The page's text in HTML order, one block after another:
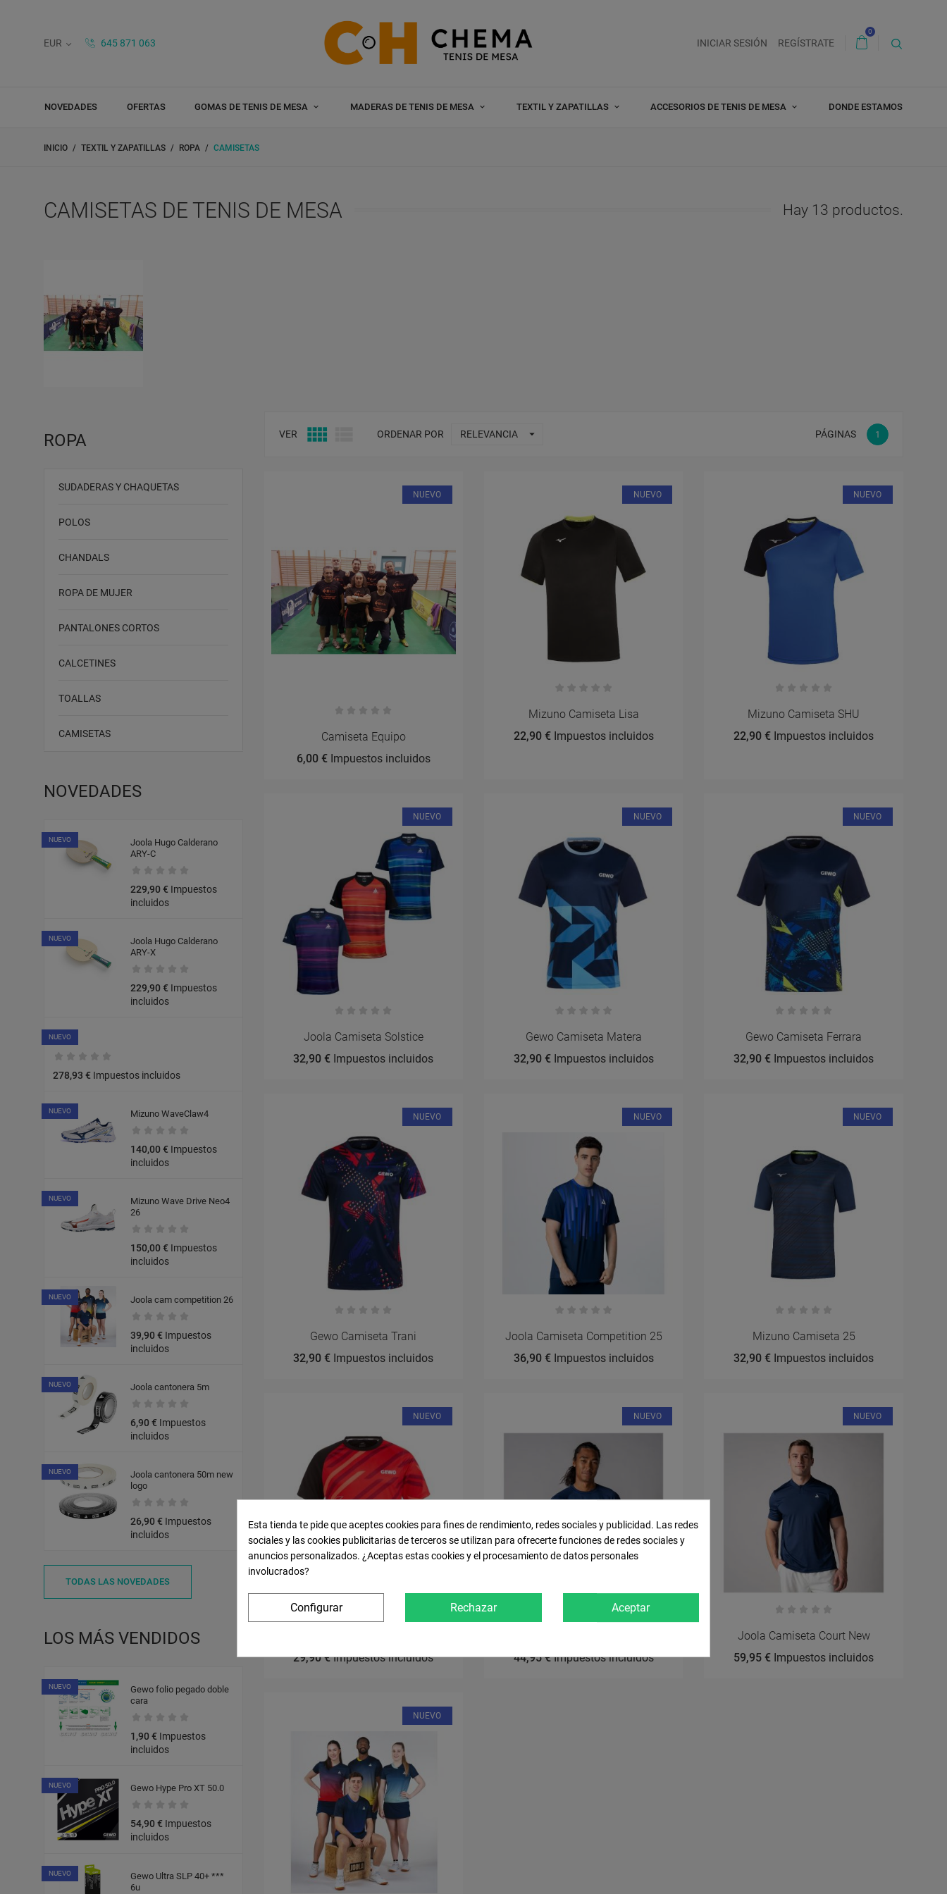
EUR 645 871 063 INICIAR SESIÓN REGÍSTRATE
0
NOVEDADES OFERTAS GOMAS DE TENIS DE MESA MADERAS DE TENIS DE MESA TEXTIL Y ZAPATILLAS ACCESORIOS DE TENIS DE MESA DONDE ESTAMOS
INICIO TEXTIL Y ZAPATILLAS ROPA CAMISETAS
CAMISETAS DE TENIS DE MESA Hay 13 productos.
ROPA
SUDADERAS Y CHAQUETAS
POLOS
CHANDALS
ROPA DE MUJER
PANTALONES CORTOS
CALCETINES
TOALLAS
CAMISETAS
NOVEDADES
NUEVO
Joola Hugo Calderano
ARY-C
229,90 € Impuestos
incluidos
NUEVO
Joola Hugo Calderano
ARY-X
229,90 € Impuestos
incluidos
NUEVO
Javea
278,93 € Impuestos incluidos
NUEVO Mizuno WaveClaw4
140,00 € Impuestos
incluidos
NUEVO
Mizuno Wave Drive Neo4
26
150,00 € Impuestos
incluidos
NUEVO Joola cam competition 26
39,90 € Impuestos
incluidos
NUEVO Joola cantonera 5m
6,90 € Impuestos
incluidos
NUEVO
Joola cantonera 50m new
logo
26,90 € Impuestos
incluidos
TODAS LAS NOVEDADES
LOS MÁS VENDIDOS
NUEVO
Gewo folio pegado doble
cara
1,90 € Impuestos
incluidos
NUEVO Gewo Hype Pro XT 50.0
54,90 € Impuestos
incluidos
NUEVO
Gewo Ultra SLP 40+ ***
6u
VER  ORDENAR POR RELEVANCIA  PÁGINAS 1
NUEVO
Camiseta Equipo
6,00 €Impuestos incluidos
NUEVO
Mizuno Camiseta Lisa
22,90 €Impuestos incluidos
NUEVO
Mizuno Camiseta SHU
22,90 € Impuestos incluidos
NUEVO
Joola Camiseta Solstice
32,90 € Impuestos incluidos
NUEVO
Gewo Camiseta Matera
32,90 €Impuestos incluidos
NUEVO
Gewo Camiseta Ferrara
32,90 € Impuestos incluidos
NUEVO
Gewo Camiseta Trani
32,90 € Impuestos incluidos
NUEVO
Joola Camiseta Competition 25
36,90 €Impuestos incluidos
NUEVO
Mizuno Camiseta 25
32,90 € Impuestos incluidos
NUEVO
29,90 €Impuestos incluidos
NUEVO
44,95 €Impuestos incluidos
NUEVO
Joola Camiseta Court New
59,95 € Impuestos incluidos
NUEVO
Esta tienda te pide que aceptes cookies para fines de rendimiento, redes sociales y publicidad. Las redes
sociales y las cookies publicitarias de terceros se utilizan para ofrecerte funciones de redes sociales y
anuncios personalizados. ¿Aceptas estas cookies y el procesamiento de datos personales
involucrados?
Configurar Rechazar Aceptar